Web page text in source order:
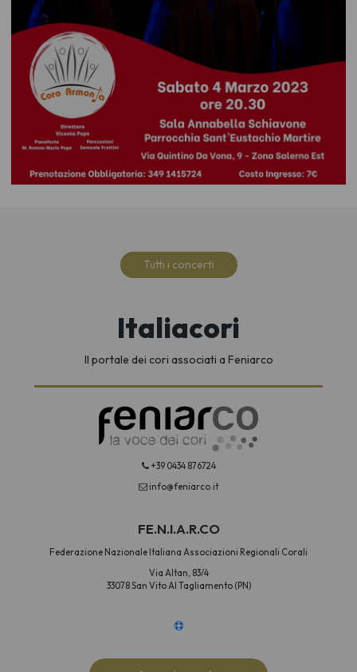
Tutti i concerti
Italiacori
Il portale dei cori associati a Feniarco
+39 0434 876724
info@feniarco.it
FE.N.I.A.R.CO
Federazione Nazionale Italiana Associazioni Regionali Corali
Via Altan, 83/4
33078 San Vito Al Tagliamento (PN)